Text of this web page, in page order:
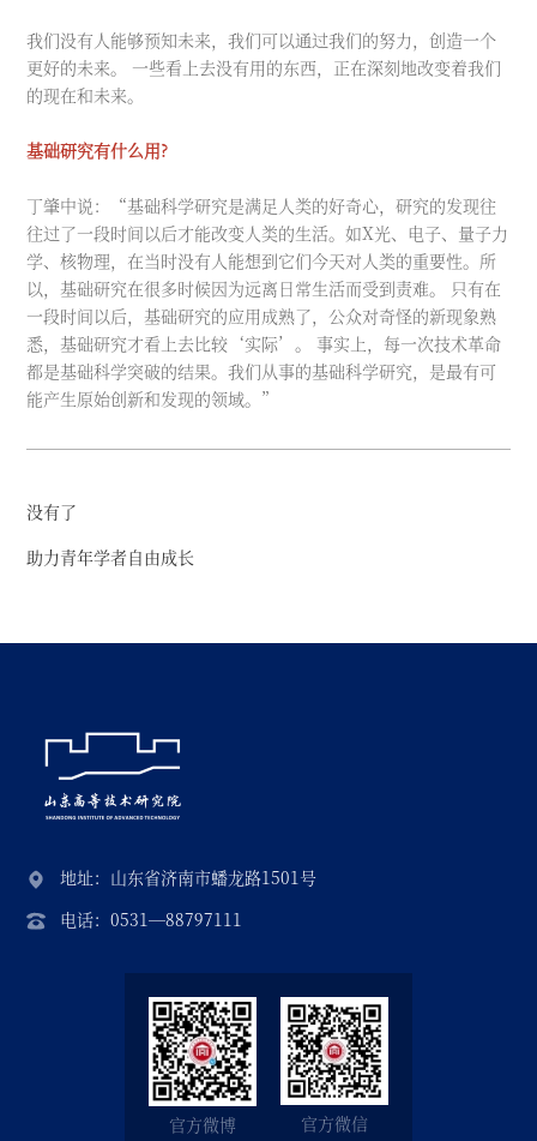
我们没有人能够预知未来，我们可以通过我们的努力，创造一个
更好的未来。 一些看上去没有用的东西，正在深刻地改变着我们
的现在和未来。
基础研究有什么用?
丁肇中说：“基础科学研究是满足人类的好奇心，研究的发现往
往过了一段时间以后才能改变人类的生活。如X光、电子、量子力
学、核物理，在当时没有人能想到它们今天对人类的重要性。所
以，基础研究在很多时候因为远离日常生活而受到责难。 只有在
一段时间以后，基础研究的应用成熟了，公众对奇怪的新现象熟
悉，基础研究才看上去比较‘实际’。 事实上，每一次技术革命
都是基础科学突破的结果。我们从事的基础科学研究，是最有可
能产生原始创新和发现的领域。”
没有了
助力青年学者自由成长
地址：山东省济南市蟠龙路1501号
电话：0531—88797111
官方微博 官方微信